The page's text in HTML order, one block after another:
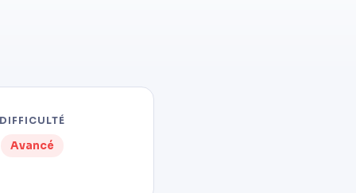
DIFFICULTÉ
Avancé